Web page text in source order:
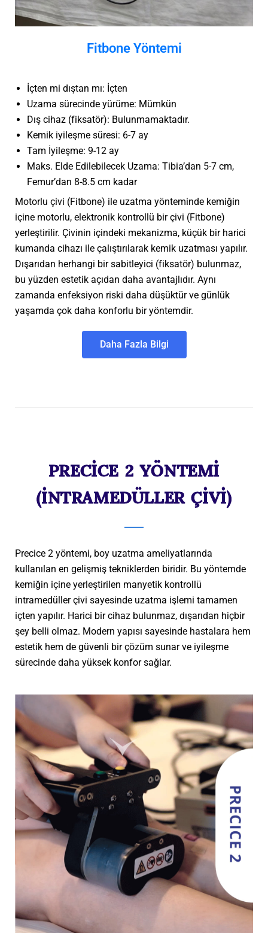
Fitbone Yöntemi
İçten mi dıştan mı: İçten
⁠Uzama sürecinde yürüme: Mümkün
⁠Dış cihaz (fiksatör): Bulunmamaktadır.
⁠Kemik iyileşme süresi: 6-7 ay
⁠Tam İyileşme: 9-12 ay
⁠Maks. Elde Edilebilecek Uzama: Tibia’dan 5-7 cm,
Femur’dan 8-8.5 cm kadar
Motorlu çivi (Fitbone) ile uzatma yönteminde kemiğin
içine motorlu, elektronik kontrollü bir çivi (Fitbone)
yerleştirilir. Çivinin içindeki mekanizma, küçük bir harici
kumanda cihazı ile çalıştırılarak kemik uzatması yapılır.
Dışarıdan herhangi bir sabitleyici (fiksatör) bulunmaz,
bu yüzden estetik açıdan daha avantajlıdır. Aynı
zamanda enfeksiyon riski daha düşüktür ve günlük
yaşamda çok daha konforlu bir yöntemdir.
Daha Fazla Bilgi
PRECİCE 2 YÖNTEMİ
(İNTRAMEDÜLLER ÇİVİ)
Precice 2 yöntemi, boy uzatma ameliyatlarında
kullanılan en gelişmiş tekniklerden biridir. Bu yöntemde
kemiğin içine yerleştirilen manyetik kontrollü
intramedüller çivi sayesinde uzatma işlemi tamamen
içten yapılır. Harici bir cihaz bulunmaz, dışarıdan hiçbir
şey belli olmaz. Modern yapısı sayesinde hastalara hem
estetik hem de güvenli bir çözüm sunar ve iyileşme
sürecinde daha yüksek konfor sağlar.